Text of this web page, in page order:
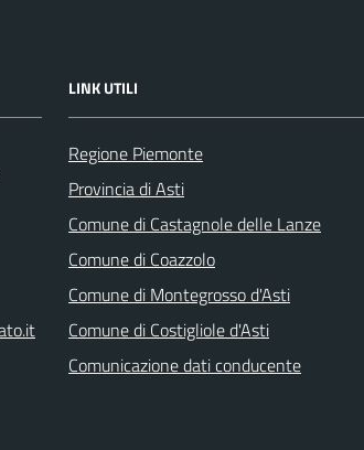
LINK UTILI
Regione Piemonte
Provincia di Asti
Comune di Castagnole delle Lanze
Comune di Coazzolo
Comune di Montegrosso d'Asti
Comune di Costigliole d'Asti
Comunicazione dati conducente